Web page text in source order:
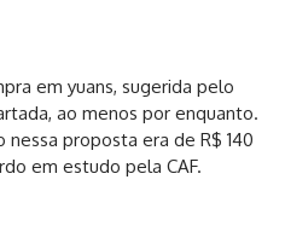
em yuans, sugerida pelo
ao menos por enquanto.
proposta era de R$ 140
em estudo pela CAF.